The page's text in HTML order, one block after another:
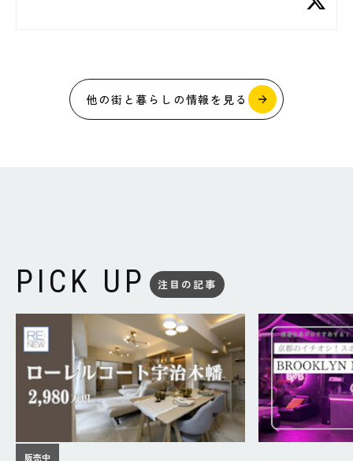
他の街と暮らしの情報を見る
PICK UP 注目の記事
販売中